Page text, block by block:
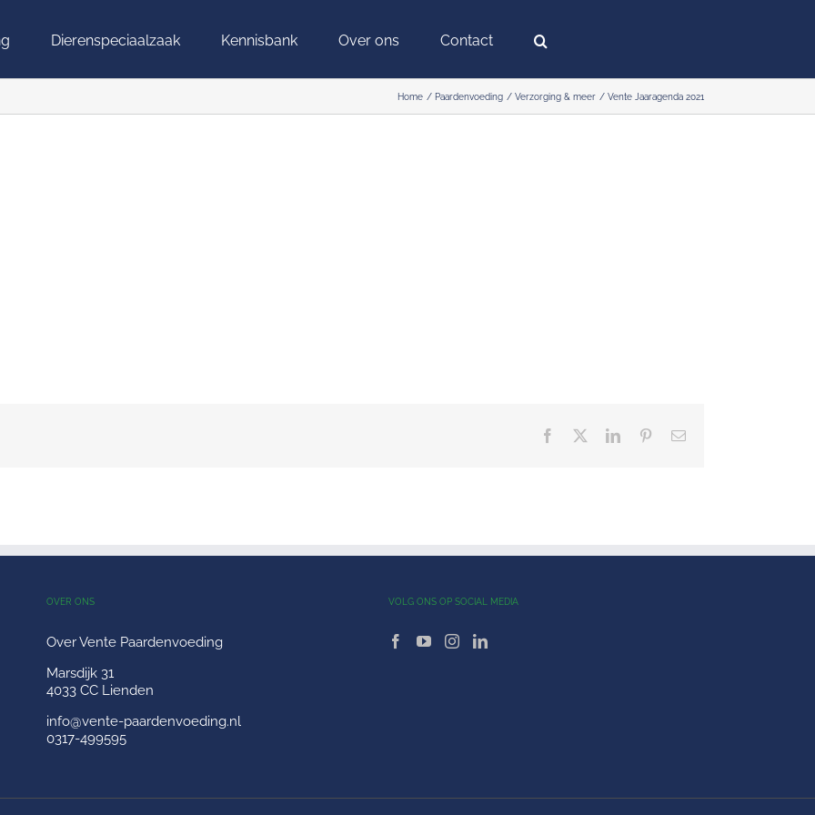
Dierenspeciaalzaak Kennisbank Over ons Contact
Home Paardenvoeding Verzorging & meer Vente Jaaragenda 2021
Facebook LinkedInPinterest
E-
OVER ONS
Over Vente Paardenvoeding
Marsdijk 31
4033 CC Lienden
info@vente-paardenvoeding.nl
0317-499595
VOLG ONS OP SOCIAL MEDIA